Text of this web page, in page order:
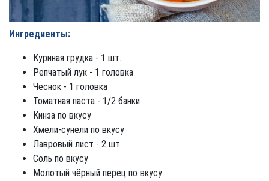
Ингредиенты:
Куриная грудка - 1 шт.
Репчатый лук - 1 головка
Чеснок - 1 головка
Томатная паста - 1/2 банки
Кинза по вкусу
Хмели-сунели по вкусу
Лавровый лист - 2 шт.
Соль по вкусу
Молотый чёрный перец по вкусу